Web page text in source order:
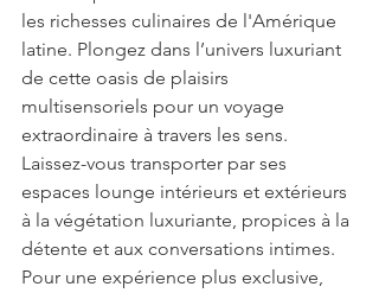
les richesses culinaires de l'Amérique
latine. Plongez dans l’univers luxuriant
de cette oasis de plaisirs
multisensoriels pour un voyage
extraordinaire à travers les sens.
Laissez-vous transporter par ses
espaces lounge intérieurs et extérieurs
à la végétation luxuriante, propices à la
détente et aux conversations intimes.
Pour une expérience plus exclusive,